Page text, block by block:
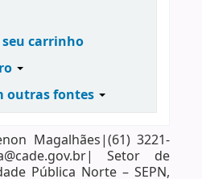
carrinho
outras fontes
Magalhães|(61) 3221-
Setor de
Pública Norte – SEPN,